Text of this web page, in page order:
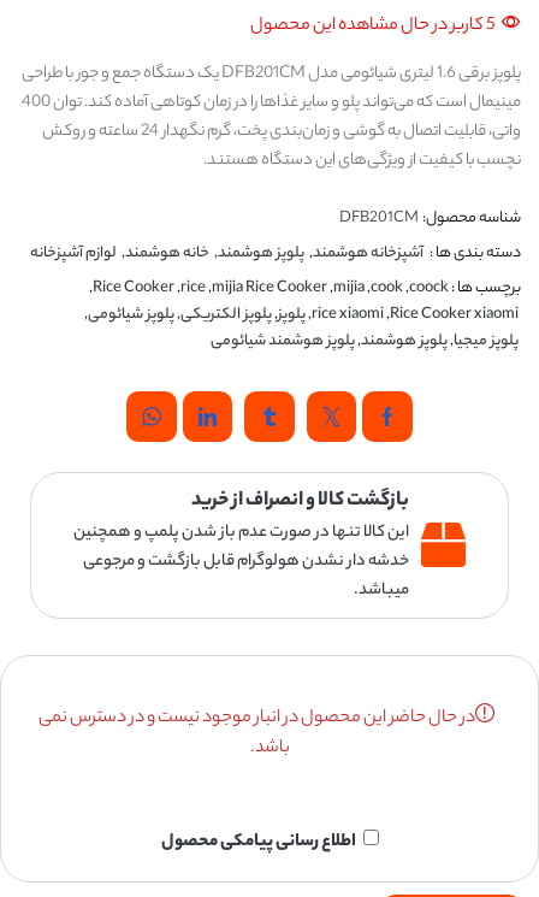
5 کاربر در حال مشاهده این محصول
پلوپز برقی 1.6 لیتری شیائومی مدل DFB201CM یک دستگاه جمع و جور با طراحی
مینیمال است که می‌تواند پلو و سایر غذاها را در زمان کوتاهی آماده کند. توان 400
واتی، قابلیت اتصال به گوشی و زمان‌بندی پخت، گرم نگهدار 24 ساعته و روکش
نچسب با کیفیت از ویژگی‌های این دستگاه هستند.
شناسه محصول: DFB201CM
دسته بندی ها : آشپزخانه هوشمند,پلوپز هوشمند, خانه هوشمند, لوازم آشپزخانه
برچسب ها :coock
,
cook
,
mijia
,
mijia Rice Cooker
,
rice
,
Rice Cooker
,
Rice Cooker xiaomi
,
rice xiaomi
,پلوپز,پلوپز الکتریکی,پلوپز شیائومی,
پلوپز میجیا,پلوپز هوشمند,پلوپز هوشمند شیائومی
بازگشت کالا و انصراف از خرید
این کالا تنها در صورت عدم باز شدن پلمپ و همچنین
خدشه دار نشدن هولوگرام قابل بازگشت و مرجوعی
میباشد.
در حال حاضر این محصول در انبار موجود نیست و در دسترس نمی
باشد.
اطلاع رسانی پیامکی محصول